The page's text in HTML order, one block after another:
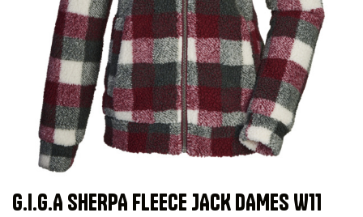
G.I.G.A SHERPA FLEECE JACK DAMES W11